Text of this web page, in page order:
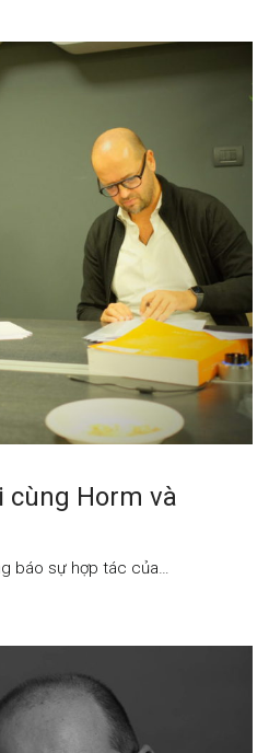
cùng Horm và
báo sự hợp tác của…